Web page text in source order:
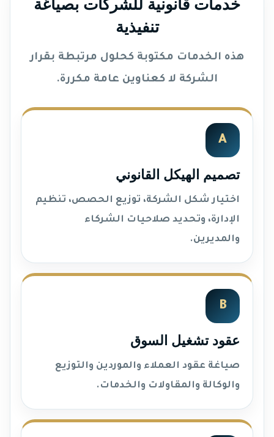
خدمات قانونية للشركات بصياغة
تنفيذية
هذه الخدمات مكتوبة كحلول مرتبطة بقرار
الشركة لا كعناوين عامة مكررة.
A
تصميم الهيكل القانوني
اختيار شكل الشركة، توزيع الحصص، تنظيم
الإدارة، وتحديد صلاحيات الشركاء
والمديرين.
B
عقود تشغيل السوق
صياغة عقود العملاء والموردين والتوزيع
والوكالة والمقاولات والخدمات.